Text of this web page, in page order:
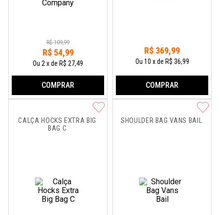
R$ 109,99
R$ 54,99
Ou2 xde R$ 27,49
COMPRAR
R$ 369,99
Ou 10 xde R$ 36,99
COMPRAR
CALÇA HOCKS EXTRA BIG
BAG C
SHOULDER BAG VANS BAIL